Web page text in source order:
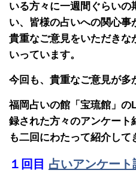
いる方々に一週間ぐらい
い、皆様の占いへの関心事
貴重なご意見をいただきな
いっています。
今回も、貴重なご意見が多
福岡占いの館「宝琉館」
録された方々のアンケート
も二回にわたって紹介して
１回目 占いアンケー